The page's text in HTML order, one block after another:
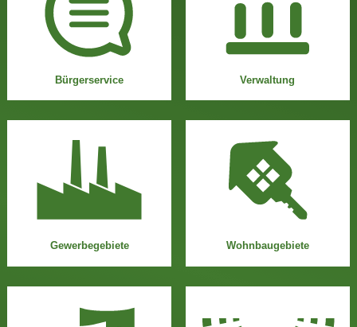
Bürgerservice Verwaltung
Gewerbegebiete Wohnbaugebiete